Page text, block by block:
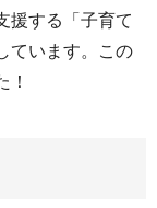
援する「子育て
ています。この
！